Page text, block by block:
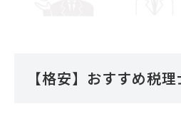
【格安】おすすめ税